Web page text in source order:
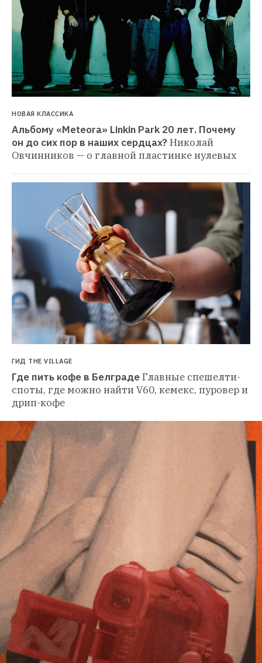
НОВАЯ КЛАССИКА
Альбому «Meteora» Linkin Park 20 лет. Почему
он до сих пор в наших сердцах?Николай
Овчинников — о главной пластинке нулевых
ГИД THE VILLAGE
Где пить кофе в БелградеГлавные спешелти-
споты, где можно найти V60, кемекс, пуровер и
дрип-кофе